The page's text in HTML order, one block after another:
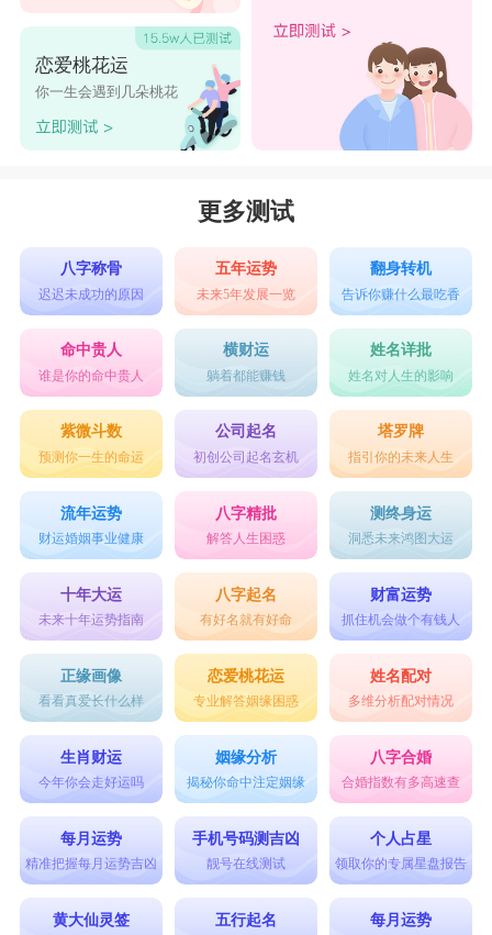
心若向阳，无畏悲伤
刺骨旳柔情。
=再苦也要微笑
局外人
淡忘回忆﹎
Mr.〢、低調
天生傲骨
谁跌撞了年少。
花心男人﹌sruey°
表示重新开始的网名大全
遗忘过去
再见·过去
杀掉过去
那年我干了点啥
成了回忆
蓦然回首
改过自新
笑话过去
向风告别
绅士告别
摆脱过去
恋爱桃花运
你一生会遇到几朵桃花
更多测试
八字称骨
迟迟未成功的原因
五年运势
未来5年发展一览
翻身转机
告诉你赚什么最吃香
命中贵人
谁是你的命中贵人
横财运
躺着都能赚钱
姓名详批
姓名对人生的影响
紫微斗数
预测你一生的命运
公司起名
初创公司起名玄机
塔罗牌
指引你的未来人生
流年运势
财运婚姻事业健康
八字精批
解答人生困惑
测终身运
洞悉未来鸿图大运
十年大运
未来十年运势指南
八字起名
有好名就有好命
财富运势
抓住机会做个有钱人
正缘画像
看看真爱长什么样
恋爱桃花运
专业解答姻缘困惑
姓名配对
多维分析配对情况
生肖财运
今年你会走好运吗
姻缘分析
揭秘你命中注定姻缘
八字合婚
合婚指数有多高速查
每月运势
精准把握每月运势吉凶
手机号码测吉凶
靓号在线测试
个人占星
领取你的专属星盘报告
黄大仙灵签 五行起名 每月运势